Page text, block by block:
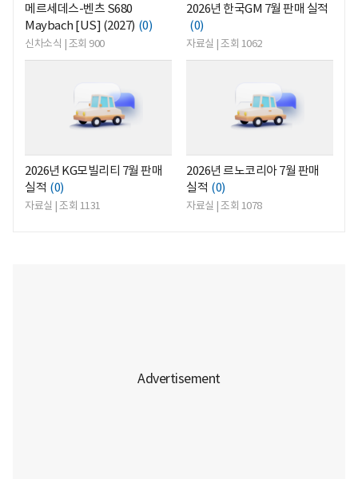
메르세데스-벤츠 S680
Maybach [US] (2027) (0)
신차소식 | 조회 900
2026년 한국GM 7월 판매 실적
(0)
자료실 | 조회 1062
2026년 KG모빌리티 7월 판매
실적 (0)
자료실 | 조회 1131
2026년 르노코리아 7월 판매
실적 (0)
자료실 | 조회 1078